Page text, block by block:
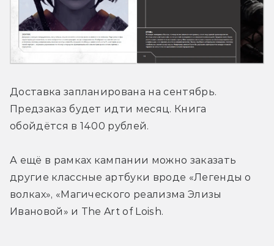
Доставка запланирована на сентябрь.
Предзаказ будет идти месяц. Книга
обойдётся в 1400 рублей.
А ещё в рамках кампании можно заказать
другие классные артбуки вроде «Легенды о
волках», «Магического реализма Элизы
Ивановой» и The Art of Loish.